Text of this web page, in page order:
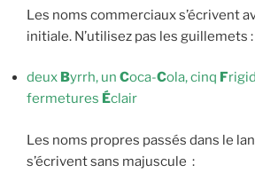
Les noms commerciaux s’écrivent
initiale. N’utilisez pas les guillemets :
deux Byrrh, un Coca-Cola, cinq F
fermetures Éclair
Les noms propres passés dans le
s’écrivent sans majuscule :